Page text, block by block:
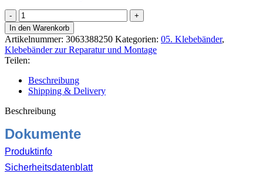
56388
Tesa
Extra
Power
Universal
Steinband
50mm,
25m
schwarz
Menge
In den Warenkorb
Artikelnummer: 3063388250 Kategorien: 05. Klebebänder,
Klebebänder zur Reparatur und Montage
Teilen:
Beschreibung
Shipping & Delivery
Beschreibung
Dokumente
Produktinfo
Sicherheitsdatenblatt